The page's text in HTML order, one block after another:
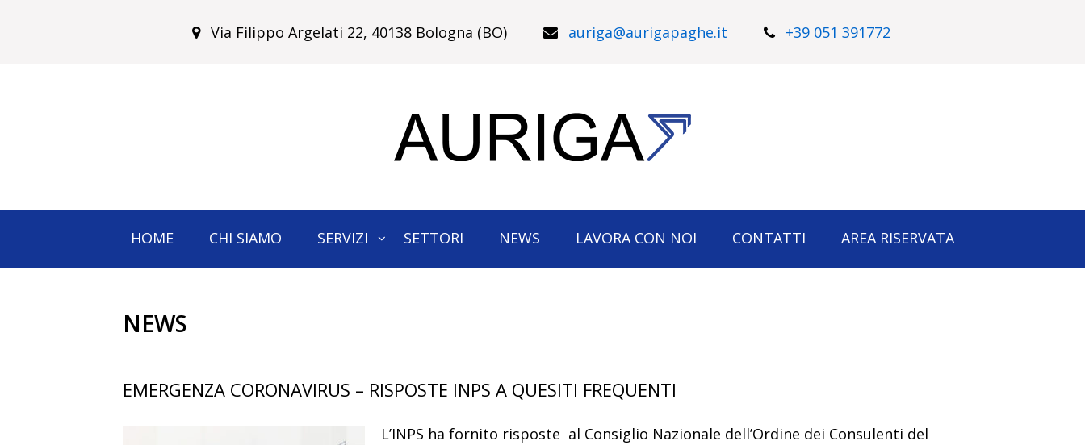
Via Filippo Argelati 22, 40138 Bologna (BO) auriga@aurigapaghe.it +39 051 391772
HOME CHI SIAMO SERVIZI SETTORI NEWS LAVORA CON NOI CONTATTI AREA RISERVATA
NEWS
EMERGENZA CORONAVIRUS – RISPOSTE INPS A QUESITI FREQUENTI
L’INPS ha fornito risposte al Consiglio Nazionale dell’Ordine dei Consulenti del